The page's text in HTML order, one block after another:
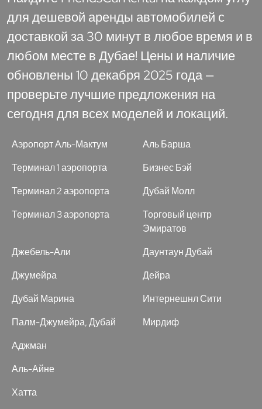
для дешевой аренды автомобилей с
доставкой за 30 минут в любое время и в
любом месте в Дубае! Цены и наличие
обновлены 10 декабря 2025 года —
проверьте лучшие предложения на
сегодня для всех моделей и локаций.
Аэропорт Аль-Мактум
Терминал 1 аэропорта
Терминал 2 аэропорта
Терминал 3 аэропорта
Аль Барша
Бизнес Бэй
Дубай Молл
Торговый центр
Эмиратов
Джебель-Али
Джумейра
Дубай Марина
Палм-Джумейра, Дубай
Даунтаун Дубай
Дейра
Интернешнл Сити
Мирдиф
Аджман
Аль-Айне
Хатта